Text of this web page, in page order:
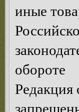
иные
обороте
Редакция